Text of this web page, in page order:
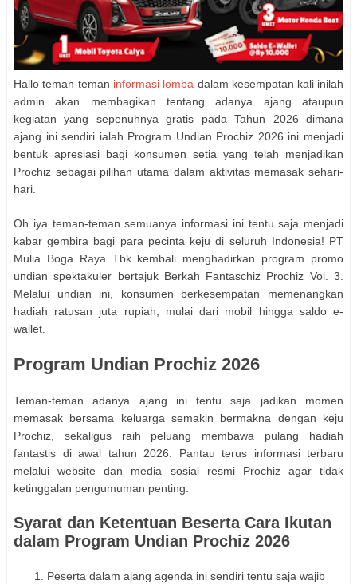
Hallo teman-teman informasi lomba dalam kesempatan kali inilah
admin akan membagikan tentang adanya ajang ataupun
kegiatan yang sepenuhnya gratis pada Tahun 2026 dimana
ajang ini sendiri ialah Program Undian Prochiz 2026 ini menjadi
bentuk apresiasi bagi konsumen setia yang telah menjadikan
Prochiz sebagai pilihan utama dalam aktivitas memasak sehari-
hari.
Oh iya teman-teman semuanya informasi ini tentu saja menjadi
kabar gembira bagi para pecinta keju di seluruh Indonesia! PT
Mulia Boga Raya Tbk kembali menghadirkan program promo
undian spektakuler bertajuk Berkah Fantaschiz Prochiz Vol. 3.
Melalui undian ini, konsumen berkesempatan memenangkan
hadiah ratusan juta rupiah, mulai dari mobil hingga saldo e-
wallet.
Program Undian Prochiz 2026
Teman-teman adanya ajang ini tentu saja jadikan momen
memasak bersama keluarga semakin bermakna dengan keju
Prochiz, sekaligus raih peluang membawa pulang hadiah
fantastis di awal tahun 2026. Pantau terus informasi terbaru
melaluiwebsite dan media sosial resmi Prochizagar tidak
ketinggalan pengumuman penting.
Syarat dan Ketentuan Beserta Cara Ikutan
dalam Program Undian Prochiz 2026
Peserta dalam ajang agenda ini sendiri tentu saja wajib